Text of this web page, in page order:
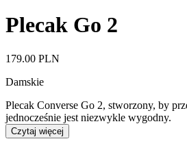
Plecak Go 2
179.00 PLN
Damskie
Plecak Converse Go 2, stworzony, by
jednocześnie jest niezwykle wygodny.
Czytaj więcej